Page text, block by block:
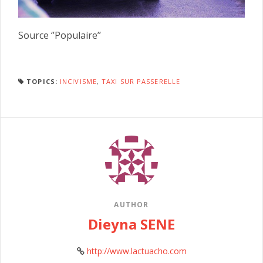
Source ‘’Populaire’’
TOPICS: INCIVISME,TAXI SUR PASSERELLE
AUTHOR
Dieyna SENE
http://www.lactuacho.com